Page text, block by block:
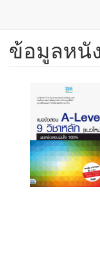
ข้าม
ข้อมูลหนั